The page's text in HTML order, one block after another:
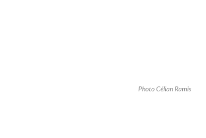
Photo Célian Ramis